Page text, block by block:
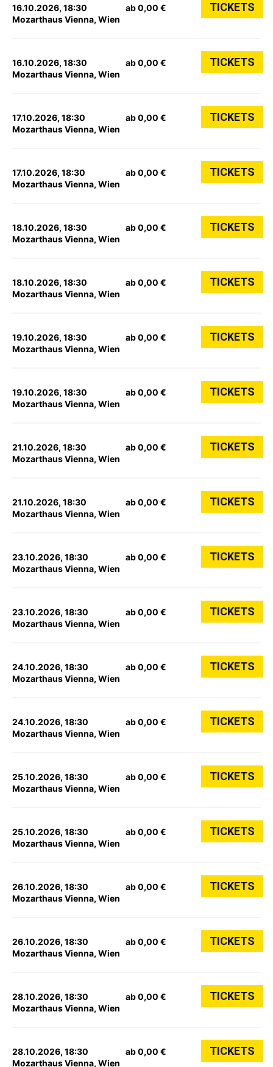
16.10.2026, 18:30
Mozarthaus Vienna, Wien
ab 0,00 € TICKETS
16.10.2026, 18:30
Mozarthaus Vienna, Wien
ab 0,00 € TICKETS
17.10.2026, 18:30
Mozarthaus Vienna, Wien
ab 0,00 € TICKETS
17.10.2026, 18:30
Mozarthaus Vienna, Wien
ab 0,00 € TICKETS
18.10.2026, 18:30
Mozarthaus Vienna, Wien
ab 0,00 € TICKETS
18.10.2026, 18:30
Mozarthaus Vienna, Wien
ab 0,00 € TICKETS
19.10.2026, 18:30
Mozarthaus Vienna, Wien
ab 0,00 € TICKETS
19.10.2026, 18:30
Mozarthaus Vienna, Wien
ab 0,00 € TICKETS
21.10.2026, 18:30
Mozarthaus Vienna, Wien
ab 0,00 € TICKETS
21.10.2026, 18:30
Mozarthaus Vienna, Wien
ab 0,00 € TICKETS
23.10.2026, 18:30
Mozarthaus Vienna, Wien
ab 0,00 € TICKETS
23.10.2026, 18:30
Mozarthaus Vienna, Wien
ab 0,00 € TICKETS
24.10.2026, 18:30
Mozarthaus Vienna, Wien
ab 0,00 € TICKETS
24.10.2026, 18:30
Mozarthaus Vienna, Wien
ab 0,00 € TICKETS
25.10.2026, 18:30
Mozarthaus Vienna, Wien
ab 0,00 € TICKETS
25.10.2026, 18:30
Mozarthaus Vienna, Wien
ab 0,00 € TICKETS
26.10.2026, 18:30
Mozarthaus Vienna, Wien
ab 0,00 € TICKETS
26.10.2026, 18:30
Mozarthaus Vienna, Wien
ab 0,00 € TICKETS
28.10.2026, 18:30
Mozarthaus Vienna, Wien
ab 0,00 € TICKETS
28.10.2026, 18:30
Mozarthaus Vienna, Wien
ab 0,00 € TICKETS